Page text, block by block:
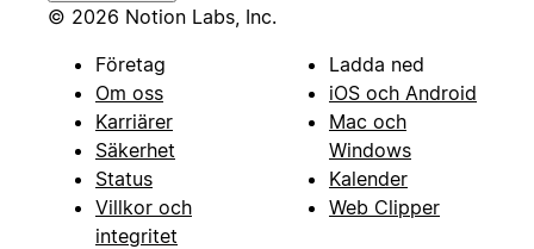
© 2026 Notion Labs, Inc.
Företag
Om oss
Karriärer
Säkerhet
Status
Villkor och
integritet
Ladda ned
iOS och Android
Mac och
Windows
Kalender
Web Clipper